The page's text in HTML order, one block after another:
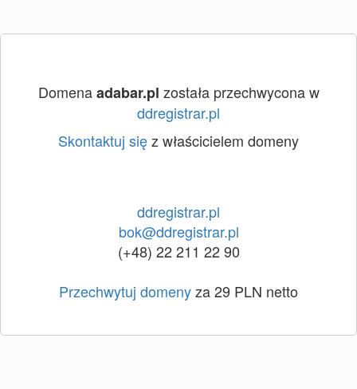
Domenaadabar.pl została przechwycona w
ddregistrar.pl
Skontaktuj sięz właścicielem domeny
ddregistrar.pl
bok@ddregistrar.pl
(+48) 22 211 22 90
Przechwytuj domenyza 29 PLN netto